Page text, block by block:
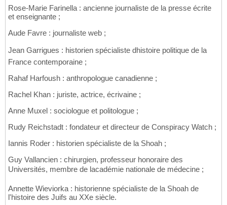
Rose-Marie Farinella : ancienne journaliste de la presse écrite
et enseignante ;
Aude Favre : journaliste web ;
Jean Garrigues : historien spécialiste dhistoire politique de la
France contemporaine ;
Rahaf Harfoush : anthropologue canadienne ;
Rachel Khan : juriste, actrice, écrivaine ;
Anne Muxel : sociologue et politologue ;
Rudy Reichstadt : fondateur et directeur de Conspiracy Watch ;
Iannis Roder : historien spécialiste de la Shoah ;
Guy Vallancien : chirurgien, professeur honoraire des
Universités, membre de lacadémie nationale de médecine ;
Annette Wieviorka : historienne spécialiste de la Shoah de
l'histoire des Juifs au XXe siècle.